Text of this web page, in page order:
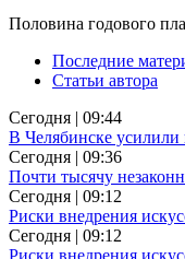
Половина годового
Последние
Статьи автора
Сегодня | 09:44
В Челябинске усилили
Сегодня | 09:36
Почти тысячу
Сегодня | 09:12
Риски внедрения
Сегодня | 09:12